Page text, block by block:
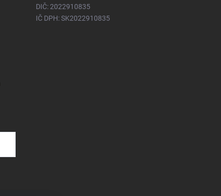
DIČ: 2022910835
IČ DPH: SK2022910835